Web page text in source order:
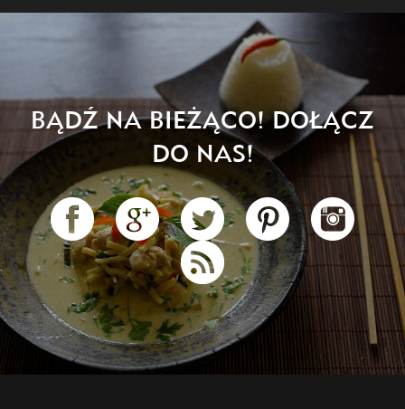
BĄDŹ NA BIEŻĄCO! DOŁĄCZ
DO NAS!